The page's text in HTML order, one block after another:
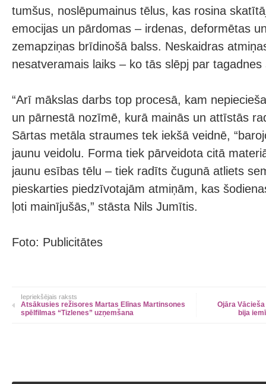
tumšus, noslēpumainus tēlus, kas rosina
emocijas un pārdomas – irdenas, deformētas
zemapziņas brīdinošā balss. Neskaidras
nesatveramais laiks – ko tās slēpj par tagadnes
“Arī mākslas darbs top procesā, kam
un pārnestā nozīmē, kurā mainās un attīstās
Sārtas metāla straumes tek iekšā veidnē,
jaunu veidolu. Forma tiek pārveidota citā
jaunu esības tēlu – tiek radīts čugunā atliets
pieskarties piedzīvotajām atmiņām, kas
ļoti mainījušās,” stāsta Nils Jumītis.
Foto: Publicitātes
Iepriekšējais raksts
Atsākusies režisores Martas Elīnas Martinsones
spēlfilmas “Tizlenes” uzņemšana
Ojāra
bija